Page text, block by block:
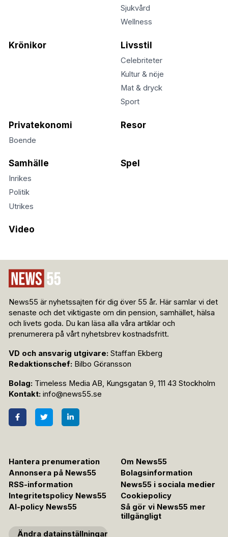
Sjukvård
Wellness
Krönikor Livsstil
Celebriteter
Kultur & nöje
Mat & dryck
Sport
Privatekonomi
Boende
Resor
Samhälle
Inrikes
Politik
Utrikes
Spel
Video
News55 är nyhetssajten för dig över 55 år. Här samlar vi det
senaste och det viktigaste om din pension, samhället, hälsa
och livets goda. Du kan läsa alla våra artiklar och
prenumerera på vårt nyhetsbrev kostnadsfritt.
VD och ansvarig utgivare: Staffan Ekberg
Redaktionschef: Bilbo Göransson
Bolag: Timeless Media AB, Kungsgatan 9, 111 43 Stockholm
Kontakt: info@news55.se
Hantera prenumeration
Om News55
Annonsera på News55
Bolagsinformation
RSS-information
News55 i sociala medier
Integritetspolicy News55
Cookiepolicy
AI-policy News55
Så gör vi News55 mer
tillgängligt
Ändra datainställningar